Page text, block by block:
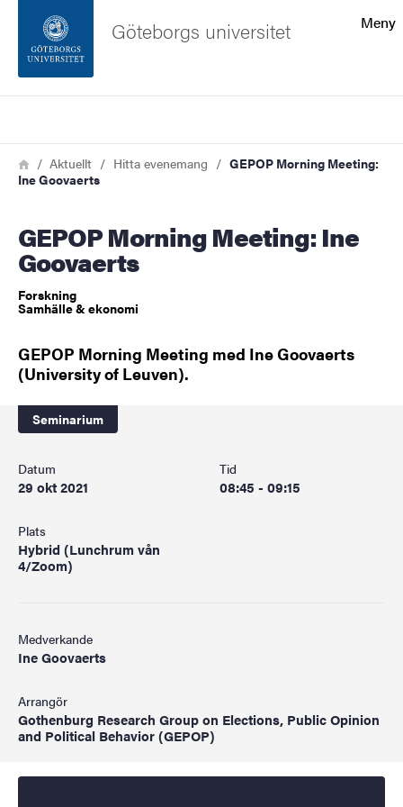
Sidfoten
Om webbplatsen
Meny
Göteborgs universitet
Länkstig
HemAktuellt Hitta evenemang
GEPOP Morning Meeting:
Ine Goovaerts
GEPOP Morning Meeting: Ine
Goovaerts
Forskning
Samhälle & ekonomi
GEPOP Morning Meeting med Ine Goovaerts
(University of Leuven).
Seminarium
Datum
29 okt 2021
Tid
08:45 - 09:15
Plats
Hybrid (Lunchrum vån
4/Zoom)
Medverkande
Ine Goovaerts
Arrangör
Gothenburg Research Group on Elections, Public Opinion
and Political Behavior (GEPOP)